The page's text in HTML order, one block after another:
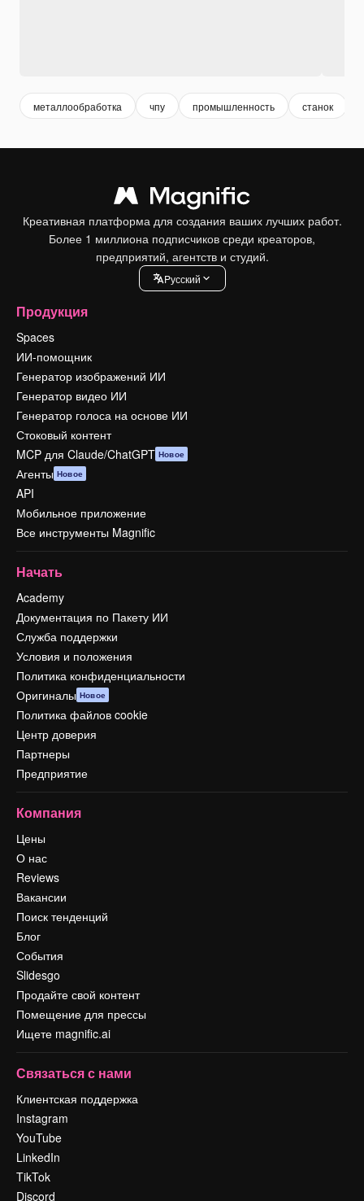
металлообработка чпу промышленность станок
Креативная платформа для создания ваших лучших работ.
Более 1 миллиона подписчиков среди креаторов,
предприятий, агентств и студий.
Pусский
Продукция
Spaces
ИИ-помощник
Генератор изображений ИИ
Генератор видео ИИ
Генератор голоса на основе ИИ
Стоковый контент
MCP для Claude/ChatGPT Новое
Агенты Новое
API
Мобильное приложение
Все инструменты Magnific
Начать
Academy
Документация по Пакету ИИ
Служба поддержки
Условия и положения
Политика конфиденциальности
Оригиналы Новое
Политика файлов cookie
Центр доверия
Партнеры
Предприятие
Компания
Цены
О нас
Reviews
Вакансии
Поиск тенденций
Блог
События
Slidesgo
Продайте свой контент
Помещение для прессы
Ищете magnific.ai
Связаться с нами
Клиентская поддержка
Instagram
YouTube
LinkedIn
TikTok
Discord